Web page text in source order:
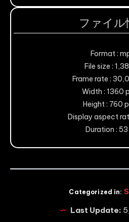
ファイル
Format :
File size :
Frame rate :
Width : 1360
Height : 760
Display aspect
Duration : 53
Categorized in:
Last Update: